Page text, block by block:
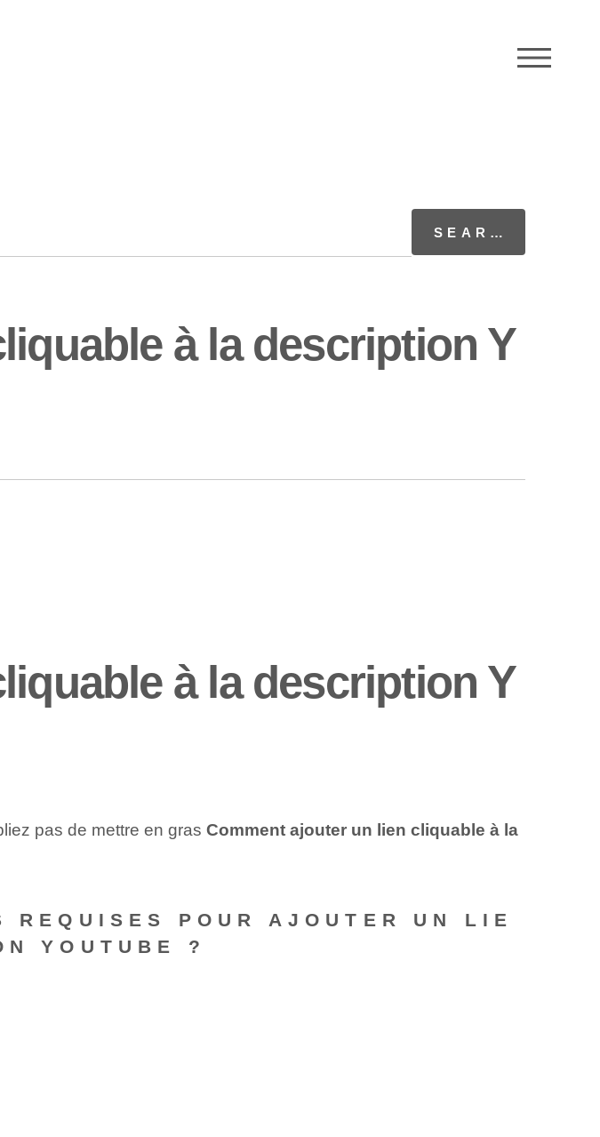
à la description Y
à la description Y
pas de mettre en gras Comment ajouter un lien cliquable à la
POUR AJOUTER UN LIE
YOUTUBE ?